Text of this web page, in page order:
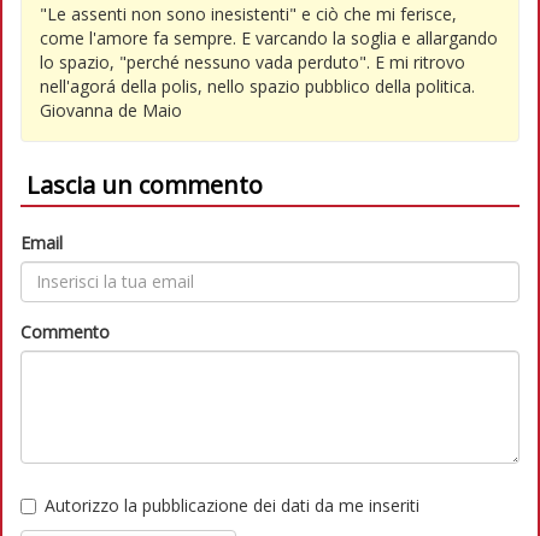
"Le assenti non sono inesistenti" e ciò che mi ferisce,
come l'amore fa sempre. E varcando la soglia e allargando
lo spazio, "perché nessuno vada perduto". E mi ritrovo
nell'agorá della polis, nello spazio pubblico della politica.
Giovanna de Maio
Lascia un commento
Email
Commento
Autorizzo la pubblicazione dei dati da me inseriti